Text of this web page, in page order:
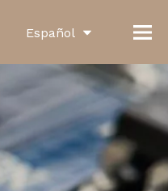
Español
Français